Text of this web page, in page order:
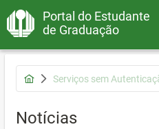
Portal do Estudante
de Graduação
Serviços sem
Notícias